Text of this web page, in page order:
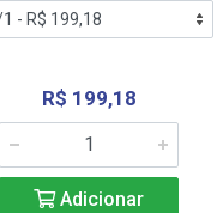
R$ 199,18
Adicionar